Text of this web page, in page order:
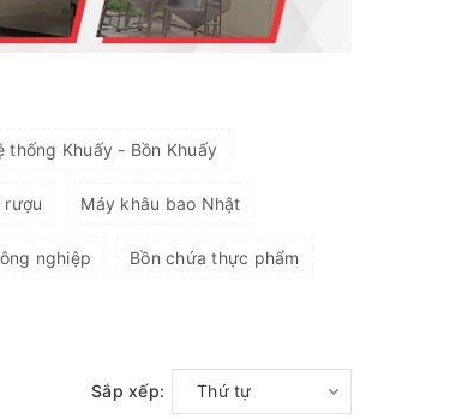
thống Khuấy - Bồn Khuấy
rượu Máy khâu bao Nhật
nghiệp Bồn chứa thực phẩm
Sắp xếp: Thứ tự